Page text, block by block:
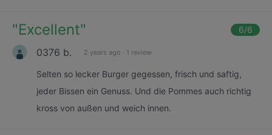
"Excellent" 6/6
0376 b. 2 years ago · 1 review
Selten so lecker Burger gegessen, frisch und saftig,
jeder Bissen ein Genuss. Und die Pommes auch richtig
kross von außen und weich innen.